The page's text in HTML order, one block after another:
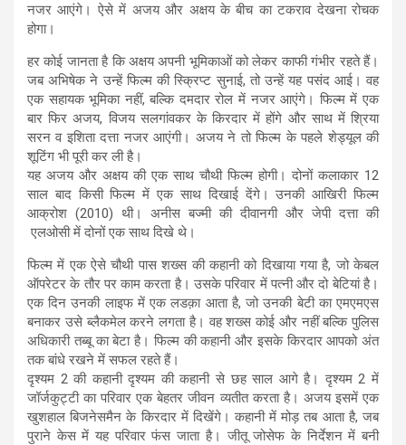
नजर आएंगे। ऐसे में अजय और अक्षय के बीच का टकराव देखना रोचक
होगा।
हर कोई जानता है कि अक्षय अपनी भूमिकाओं को लेकर काफी गंभीर रहते हैं।
जब अभिषेक ने उन्हें फिल्म की स्क्रिप्ट सुनाई, तो उन्हें यह पसंद आई। वह
एक सहायक भूमिका नहीं, बल्कि दमदार रोल में नजर आएंगे। फिल्म में एक
बार फिर अजय, विजय सलगांवकर के किरदार में होंगे और साथ में श्रिया
सरन व इशिता दत्ता नजर आएंगी। अजय ने तो फिल्म के पहले शेड्यूल की
शूटिंग भी पूरी कर ली है।
यह अजय और अक्षय की एक साथ चौथी फिल्म होगी। दोनों कलाकार 12
साल बाद किसी फिल्म में एक साथ दिखाई देंगे। उनकी आखिरी फिल्म
आक्रोश (2010) थी। अनीस बज्मी की दीवानगी और जेपी दत्ता की
एलओसी में दोनों एक साथ दिखे थे।
फिल्म में एक ऐसे चौथी पास शख्स की कहानी को दिखाया गया है, जो केबल
ऑपरेटर के तौर पर काम करता है। उसके परिवार में पत्नी और दो बेटियां है।
एक दिन उनकी लाइफ में एक लडक़ा आता है, जो उनकी बेटी का एमएमएस
बनाकर उसे ब्लैकमेल करने लगता है। वह शख्स कोई और नहीं बल्कि पुलिस
अधिकारी तब्बू का बेटा है। फिल्म की कहानी और इसके किरदार आपको अंत
तक बांधे रखने में सफल रहते हैं।
दृश्यम 2 की कहानी दृश्यम की कहानी से छह साल आगे है। दृश्यम 2 में
जॉर्जकुट्टी का परिवार एक बेहतर जीवन व्यतीत करता है। अजय इसमें एक
खुशहाल बिजनेसमैन के किरदार में दिखेंगे। कहानी में मोड़ तब आता है, जब
पुराने केस में यह परिवार फंस जाता है। जीतू जोसेफ के निर्देशन में बनी